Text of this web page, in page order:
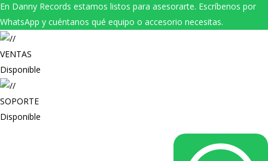
En Danny Records estamos listos para asesorarte. Escríbenos por
WhatsApp y cuéntanos qué equipo o accesorio necesitas.
VENTAS
Disponible
SOPORTE
Disponible